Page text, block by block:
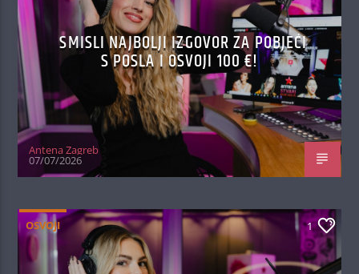
SMISLI NAJBOLJI IZGOVOR ZA POBJEĆI
S POSLA I OSVOJI 100 €!
Antena Zagreb
07/07/2026
OSVOJI 1